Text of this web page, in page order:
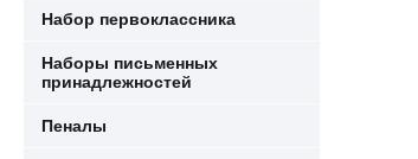
Набор первоклассника
Наборы письменных
принадлежностей
Пеналы